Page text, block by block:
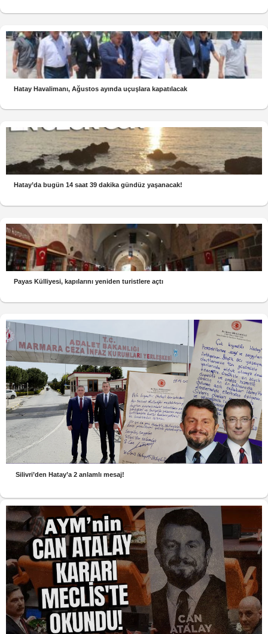
Hatay Havalimanı, Ağustos ayında uçuşlara kapatılacak
Hatay’da bugün 14 saat 39 dakika gündüz yaşanacak!
Payas Külliyesi, kapılarını yeniden turistlere açtı
Silivri’den Hatay’a 2 anlamlı mesaj!